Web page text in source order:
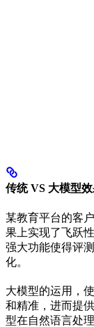
传统 VS 大模型
某教育平台的客
果上实现了飞跃
强大功能使得评
化。
大模型的运用，
和精准，进而提
型在自然语言处